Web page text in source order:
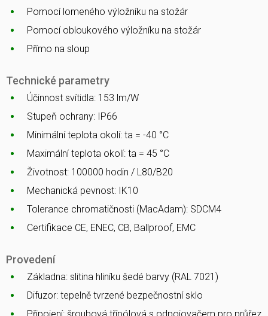
Pomocí lomeného výložníku na stožár
Pomocí obloukového výložníku na stožár
Přímo na sloup
Technické parametry
Účinnost svítidla: 153 lm/W
Stupeň ochrany: IP66
Minimální teplota okolí: ta = -40 °C
Maximální teplota okolí: ta = 45 °C
Životnost: 100000 hodin / L80/B20
Mechanická pevnost: IK10
Tolerance chromatičnosti (MacAdam): SDCM4
Certifikace CE, ENEC, CB, Ballproof, EMC
Provedení
Základna: slitina hliníku šedé barvy (RAL 7021)
Difuzor: tepelně tvrzené bezpečnostní sklo